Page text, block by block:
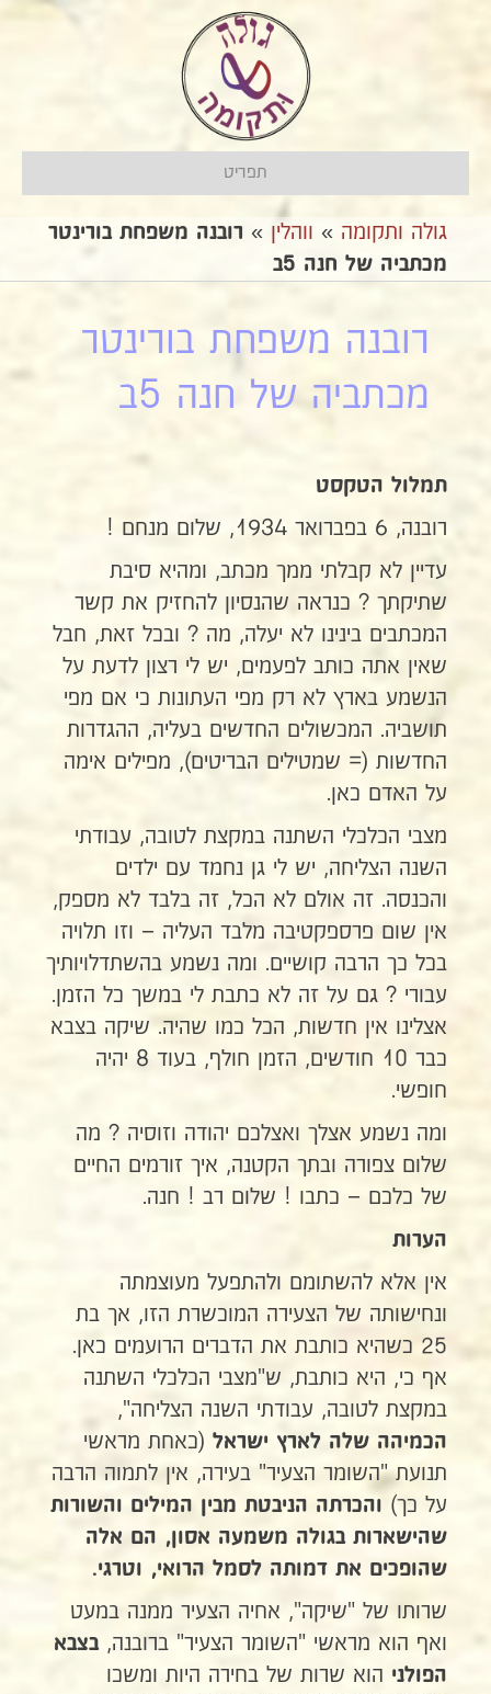
תפריט
גולה ותקומה » ווהלין » רובנה משפחת בורינטר
מכתביה של חנה 5ב
רובנה משפחת בורינטר
מכתביה של חנה 5ב
תמלול הטקסט
רובנה, 6 בפברואר 1934, שלום מנחם !
עדיין לא קבלתי ממך מכתב, ומהיא סיבת
שתיקתך ? כנראה שהנסיון להחזיק את קשר
המכתבים בינינו לא יעלה, מה ? ובכל זאת, חבל
שאין אתה כותב לפעמים, יש לי רצון לדעת על
הנשמע בארץ לא רק מפי העתונות כי אם מפי
תושביה. המכשולים החדשים בעליה, ההגדרות
החדשות (= שמטילים הבריטים), מפילים אימה
על האדם כאן.
מצבי הכלכלי השתנה במקצת לטובה, עבודתי
השנה הצליחה, יש לי גן נחמד עם ילדים
והכנסה. זה אולם לא הכל, זה בלבד לא מספק,
אין שום פרספקטיבה מלבד העליה – וזו תלויה
בכל כך הרבה קושיים. ומה נשמע בהשתדלויותיך
עבורי ? גם על זה לא כתבת לי במשך כל הזמן.
אצלינו אין חדשות, הכל כמו שהיה. שיקה בצבא
כבר 10 חודשים, הזמן חולף, בעוד 8 יהיה
חופשי.
ומה נשמע אצלך ואצלכם יהודה וזוסיה ? מה
שלום צפורה ובתך הקטנה, איך זורמים החיים
של כלכם – כתבו ! שלום רב ! חנה.
הערות
אין אלא להשתומם ולהתפעל מעוצמתה
ונחישותה של הצעירה המוכשרת הזו, אך בת
25 כשהיא כותבת את הדברים הרועמים כאן.
אף כי, היא כותבת, ש"מצבי הכלכלי השתנה
במקצת לטובה, עבודתי השנה הצליחה",
הכמיהה שלה לארץ ישראל (כאחת מראשי
תנועת "השומר הצעיר" בעירה, אין לתמוה הרבה
על כך) והכרתה הניבטת מבין המילים והשורות
שהישארות בגולה משמעה אסון, הם אלה
שהופכים את דמותה לסמל הרואי, וטרגי.
שרותו של "שיקה", אחיה הצעיר ממנה במעט
ואף הוא מראשי "השומר הצעיר" ברובנה,בצבא
הפולני הוא שרות של בחירה היות ומשכו